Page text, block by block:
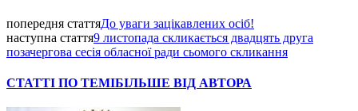
попередня статтяДо уваги зацікавлених осіб!
наступна стаття9 листопада скликається двадцять друга
позачергова сесія обласної ради сьомого скликання
СТАТТІ ПО ТЕМІБІЛЬШЕ ВІД АВТОРА